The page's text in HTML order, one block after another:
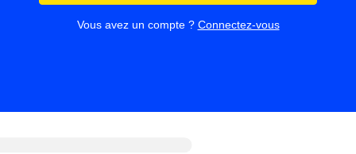
Vous avez un compte ? Connectez-vous